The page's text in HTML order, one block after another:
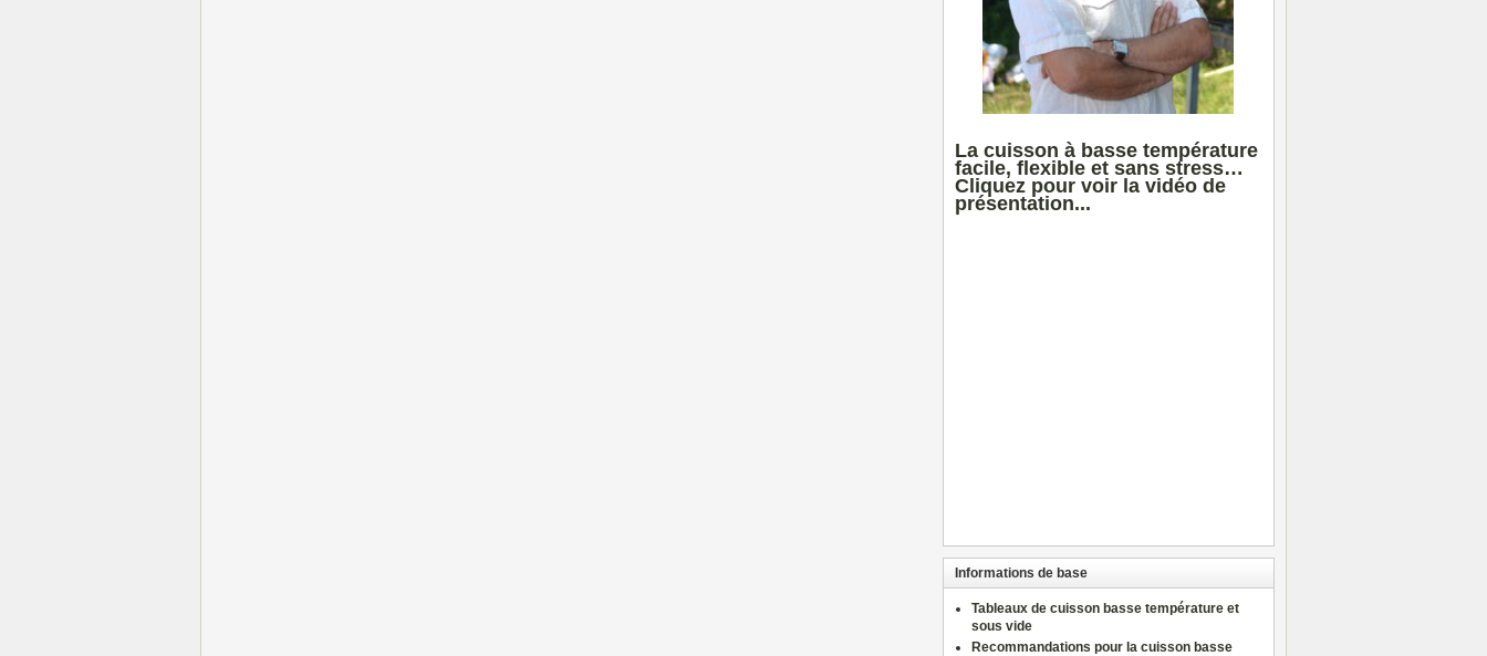
La cuisson à basse température
facile, flexible et sans stress…
Cliquez pour voir la vidéo de
présentation...
Informations de base
Tableaux de cuisson basse température et
sous vide
Recommandations pour la cuisson basse